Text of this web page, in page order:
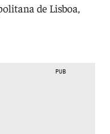
de Lisboa,
PUB